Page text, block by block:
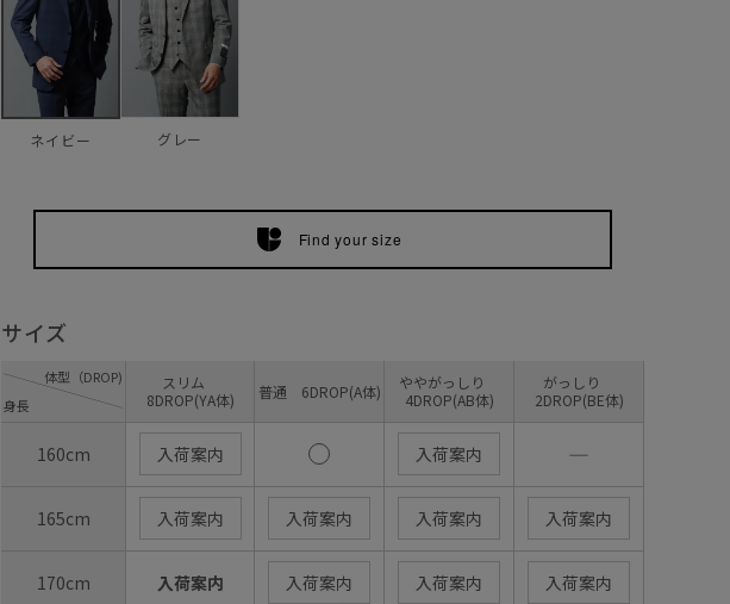
ネイビー グレー
Find your size
サイズ
身長
体型（DROP)
スリム
8DROP(YA体)
普通 6DROP(A体)
ややがっしり
4DROP(AB体)
がっしり
2DROP(BE体)
160cm 入荷案内 入荷案内 ―
165cm 入荷案内 入荷案内 入荷案内 入荷案内
170cm 入荷案内 入荷案内 入荷案内 入荷案内